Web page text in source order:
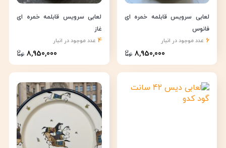
6 عدد موجود در انبار
لعابی سرویس قابلمه خمره ای
فانوس
8,950,000
4 عدد موجود در انبار
لعابی سرویس قابلمه خمره ای
غاز
8,950,000